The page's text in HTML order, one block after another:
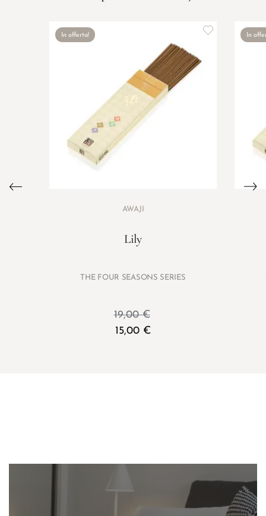
In offerta!
AWAJI
Lily
THE FOUR SEASONS SERIES
19,00€
15,00 €
In